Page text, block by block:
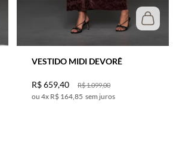
VESTIDO MIDI DEVORÊ
R$1.099,00
R$659,40
4x R$ 164,85 sem juros